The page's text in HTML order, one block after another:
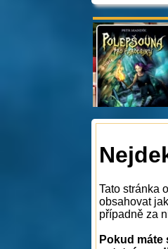
Tato stránka
obsahovat
případně za
Pokud máte